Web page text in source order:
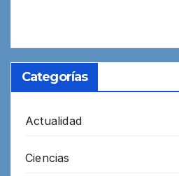
Categorías
Actualidad
Ciencias